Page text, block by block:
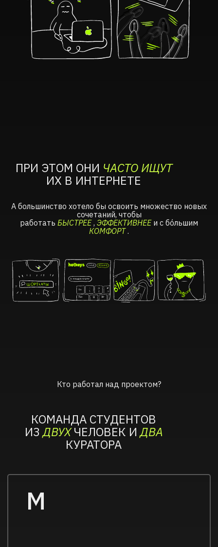
ПРИ ЭТОМ ОНИ ЧАСТО ИЩУТ
ИХ В ИНТЕРНЕТЕ
А большинство хотело бы освоить множество новых
сочетаний, чтобы
работать БЫСТРЕЕ, ЭФФЕКТИВНЕЕи с бóльшим
КОМФОРТ.
Кто работал над проектом?
КОМАНДА СТУДЕНТОВ
ИЗДВУХЧЕЛОВЕК ИДВА
КУРАТОРА
M